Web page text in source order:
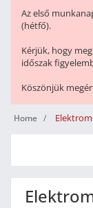
Az első
(hétfő).
Kérjük, hogy
időszak
Köszönjük
Home